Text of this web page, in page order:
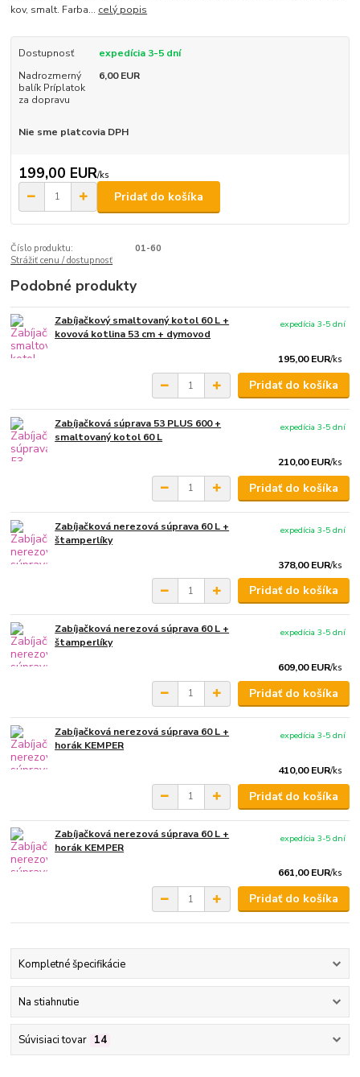
kov, smalt. Farba... celý popis
Dostupnosť
expedícia 3-5 dní
Nadrozmerný
balík Príplatok
za dopravu
6,00 EUR
Nie sme platcovia DPH
199,00 EUR/ks
Pridať do košíka
Číslo produktu:
01-60
Strážiť cenu / dostupnosť
Podobné produkty
Zabíjačkový smaltovaný kotol 60 L +
kovová kotlina 53 cm + dymovod
195,00 EUR/ks
expedícia 3-5 dní
Pridať do košíka
Zabíjačková súprava 53 PLUS 600 +
smaltovaný kotol 60 L
210,00 EUR/ks
expedícia 3-5 dní
Pridať do košíka
Zabíjačková nerezová súprava 60 L +
štamperlíky
378,00 EUR/ks
expedícia 3-5 dní
Pridať do košíka
Zabíjačková nerezová súprava 60 L +
štamperlíky
609,00 EUR/ks
expedícia 3-5 dní
Pridať do košíka
Zabíjačková nerezová súprava 60 L +
horák KEMPER
410,00 EUR/ks
expedícia 3-5 dní
Pridať do košíka
Zabíjačková nerezová súprava 60 L +
horák KEMPER
661,00 EUR/ks
expedícia 3-5 dní
Pridať do košíka
Kompletné špecifikácie
Na stiahnutie
Súvisiaci tovar 14